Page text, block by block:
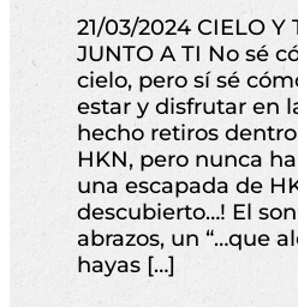
21/03/2024 CIELO Y
JUNTO A TI No sé
cielo, pero sí sé
estar y disfrutar en
hecho retiros
HKN, pero nunca
una escapada de
descubierto…! El
abrazos, un “…que
hayas […]